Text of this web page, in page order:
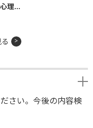
理...
さい。今後の内容検